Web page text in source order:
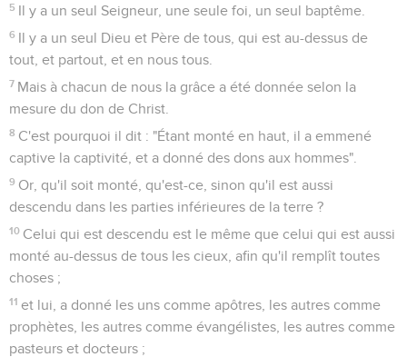
5 Il y a un seul Seigneur, une seule foi, un seul baptême.
6 Il y a un seul Dieu et Père de tous, qui est au-dessus de
tout, et partout, et en nous tous.
7 Mais à chacun de nous la grâce a été donnée selon la
mesure du don de Christ.
8 C'est pourquoi il dit : "Étant monté en haut, il a emmené
captive la captivité, et a donné des dons aux hommes".
9 Or, qu'il soit monté, qu'est-ce, sinon qu'il est aussi
descendu dans les parties inférieures de la terre ?
10 Celui qui est descendu est le même que celui qui est aussi
monté au-dessus de tous les cieux, afin qu'il remplît toutes
choses ;
11 et lui, a donné les uns comme apôtres, les autres comme
prophètes, les autres comme évangélistes, les autres comme
pasteurs et docteurs ;